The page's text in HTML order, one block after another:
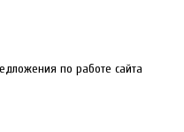
по работе сайта